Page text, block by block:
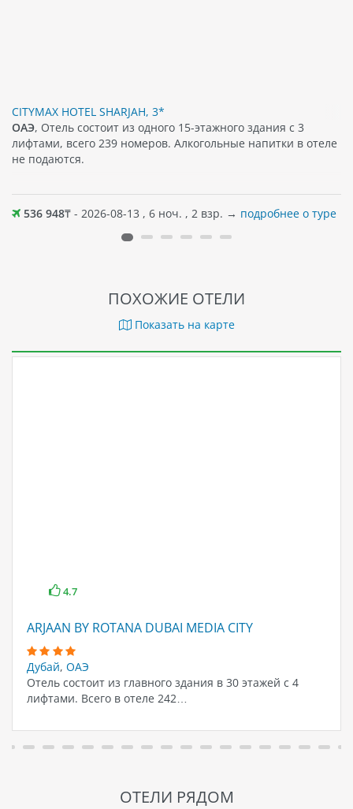
CITYMAX HOTEL SHARJAH, 3*
ОАЭ, Отель состоит из одного 15-этажного здания с 3
лифтами, всего 239 номеров. Алкогольные напитки в отеле
не подаются.
536 948₸ - 2026-08-13 , 6 ноч. , 2 взр. → подробнее о туре
ПОХОЖИЕ ОТЕЛИ
Показать на карте
4.7
ARJAAN BY ROTANA DUBAI MEDIA CITY
Дубай, ОАЭ
Отель состоит из главного здания в 30 этажей с 4
лифтами. Всего в отеле 242…
ОТЕЛИ РЯДОМ